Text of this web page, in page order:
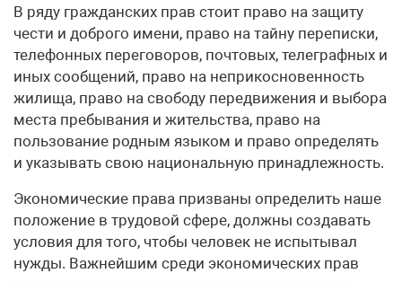
В ряду гражданских прав стоит право на защиту
чести и доброго имени, право на тайну переписки,
телефонных переговоров, почтовых, телеграфных и
иных сообщений, право на неприкосновенность
жилища, право на свободу передвижения и выбора
места пребывания и жительства, право на
пользование родным языком и право определять
и указывать свою национальную принадлежность.
Экономические права призваны определить наше
положение в трудовой сфере, должны создавать
условия для того, чтобы человек не испытывал
нужды. Важнейшим среди экономических прав